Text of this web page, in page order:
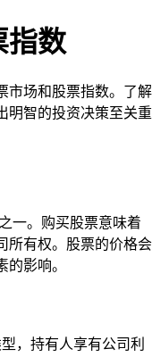
指数
市场和股票指数。了解
明智的投资决策至关重
一。购买股票意味着
所有权。股票的价格会
影响。
，持有人享有公司利